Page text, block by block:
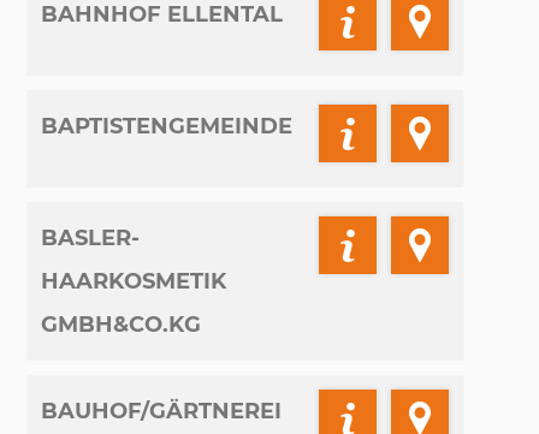
BAHNHOF ELLENTAL
BAPTISTENGEMEINDE
BASLER-
HAARKOSMETIK
GMBH&CO.KG
BAUHOF/GÄRTNEREI